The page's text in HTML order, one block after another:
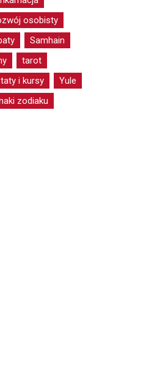
osobisty
Samhain
tarot
i kursy
Yule
zodiaku